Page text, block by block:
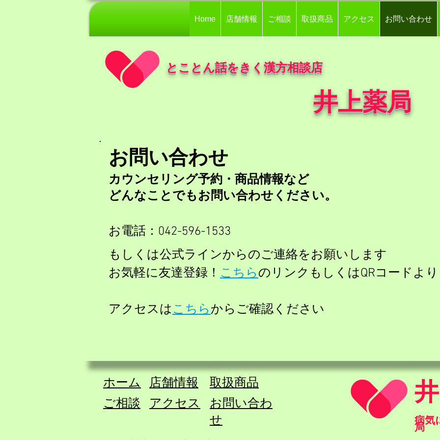
Home 店舗情報 ご相談 取扱商品 アクセス お問い合わせ
とことん話をきく漢方相談店
井上薬局
お電話 ：042-596-1533
もしくは公式ラインからのご連絡をお願いします
お気軽に友達登録！ こちらのリンクもしくはQRコードよ
​アクセスはこちらからご確認ください
お問い合わせ
カウンセリング予約・商品情報など
どんなことでもお問い合わせください。
ホーム ​店舗情報
​アクセス
ご相談
​取扱商品
​お問い合わ
せ
病気
局